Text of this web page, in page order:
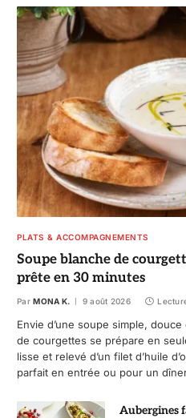
PLATS & ACCOMPAGNEMENTS
Soupe blanche de
prête en 30 minutes
Par MONA K. 9 août 2026
Envie d’une soupe simple,
de courgettes se prépare en
lisse et relevé d’un filet d’huile
parfait en entrée ou pour un
Aubergines